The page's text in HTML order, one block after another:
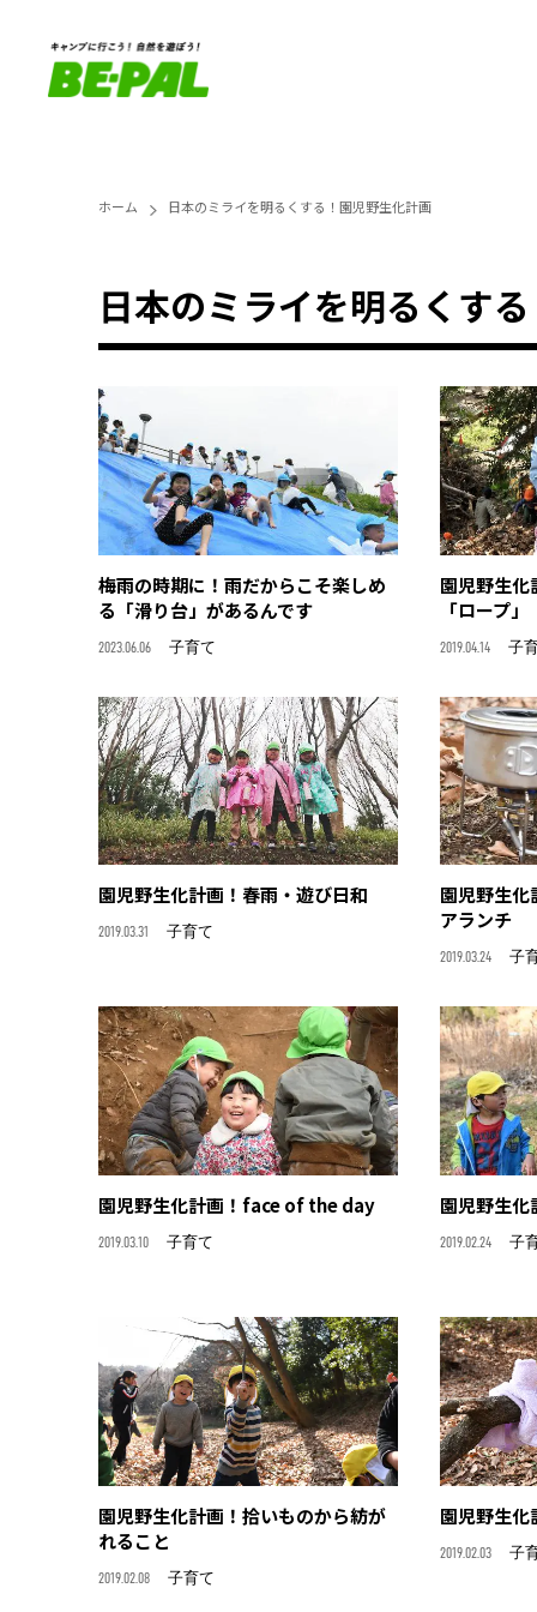
ホーム 日本のミライを明るくする！園児野生化計画
日本のミライを明るくす
梅雨の時期に！雨だからこそ楽しめ
る「滑り台」があるんです
2023.06.06 子育て
園児野生化
「ロープ」
2019.04.14 子
園児野生化計画！春雨・遊び日和
2019.03.31 子育て
園児野生化
アランチ
2019.03.24 子
園児野生化計画！face of the day
2019.03.10 子育て
園児野生化
2019.02.24 子
園児野生化計画！拾いものから紡が
れること
2019.02.08 子育て
園児野生化
2019.02.03 子